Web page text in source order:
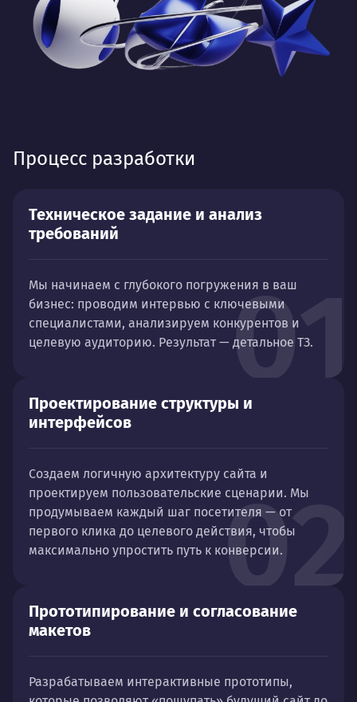
Процесс разработки
01
Техническое задание и анализ
требований
Мы начинаем с глубокого погружения в ваш
бизнес: проводим интервью с ключевыми
специалистами, анализируем конкурентов и
целевую аудиторию. Результат — детальное ТЗ.
02
Проектирование структуры и
интерфейсов
Создаем логичную архитектуру сайта и
проектируем пользовательские сценарии. Мы
продумываем каждый шаг посетителя — от
первого клика до целевого действия, чтобы
максимально упростить путь к конверсии.
Прототипирование и согласование
макетов
Разрабатываем интерактивные прототипы,